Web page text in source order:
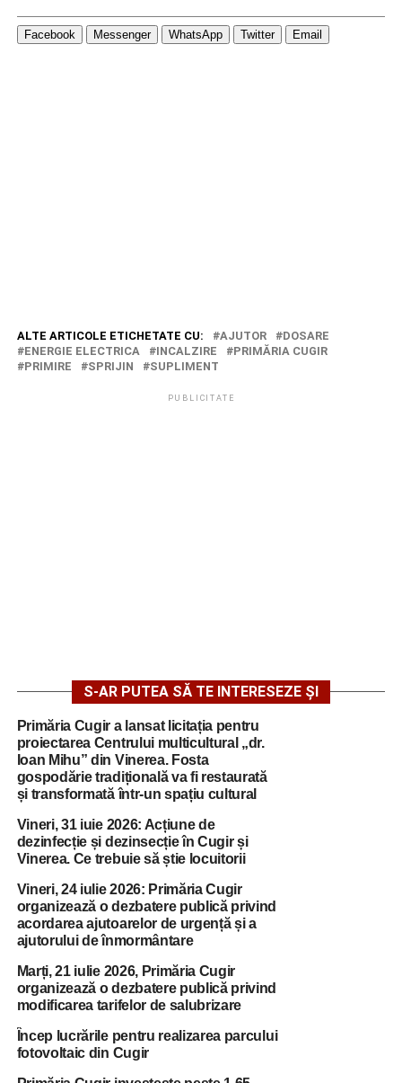
Facebook Messenger WhatsApp Twitter Email
ALTE ARTICOLE ETICHETATE CU: AJUTOR
DOSARE
ENERGIE ELECTRICA
INCALZIRE
PRIMĂRIA CUGIR
PRIMIRE
SPRIJIN SUPLIMENT
PUBLICITATE
S-AR PUTEA SĂ TE INTERESEZE ȘI
Primăria Cugir a lansat licitația pentru
proiectarea Centrului multicultural „dr.
Ioan Mihu” din Vinerea. Fosta
gospodărie tradițională va fi restaurată
și transformată într-un spațiu cultural
Vineri, 31 iuie 2026: Acțiune de
dezinfecție și dezinsecție în Cugir și
Vinerea. Ce trebuie să știe locuitorii
Vineri, 24 iulie 2026: Primăria Cugir
organizează o dezbatere publică privind
acordarea ajutoarelor de urgență și a
ajutorului de înmormântare
Marți, 21 iulie 2026, Primăria Cugir
organizează o dezbatere publică privind
modificarea tarifelor de salubrizare
Încep lucrările pentru realizarea parcului
fotovoltaic din Cugir